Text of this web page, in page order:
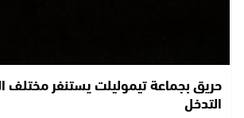
حريق بجماعة تيموليلت يستنفر
التدخل